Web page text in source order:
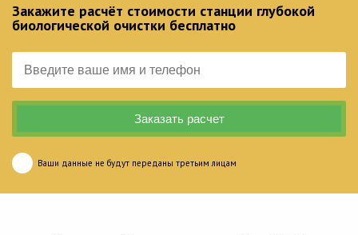
Закажите расчёт стоимости станции глубокой
биологической очистки бесплатно
Ваши данные не будут переданы третьим лицам